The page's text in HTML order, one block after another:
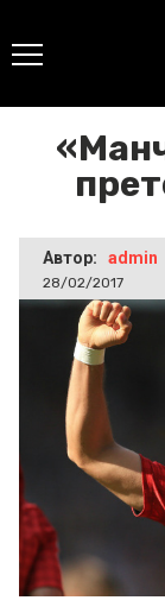
Автор: admin
28/02/2017